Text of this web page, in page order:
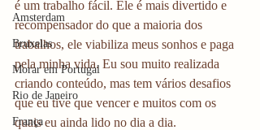
Amsterdam
Bruxelas
Morar em Portugal
Rio de Janeiro
França
é um trabalho fácil. Ele é mais divertido e
recompensador do que a maioria dos
trabalhos, ele viabiliza meus sonhos e paga
pela minha vida. Eu sou muito realizada
criando conteúdo, mas tem vários desafios
que eu tive que vencer e muitos com os
quais eu ainda lido no dia a dia.